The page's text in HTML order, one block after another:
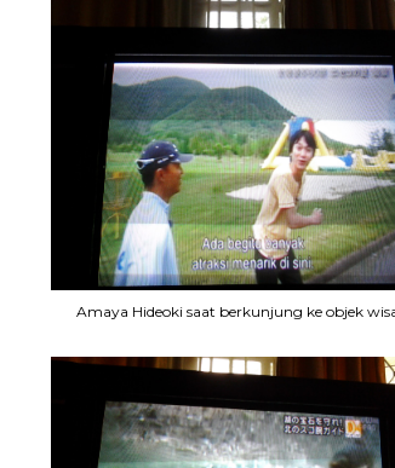
Amaya Hideoki saat berkunjung ke objek